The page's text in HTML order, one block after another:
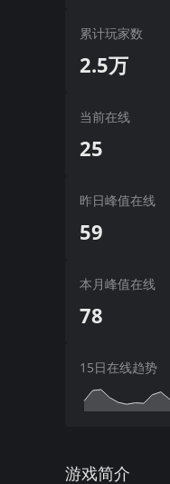
累计玩家数
2.5万
当前在线
25
昨日峰值在线
59
本月峰值在线
78
15日在线趋势
游戏简介